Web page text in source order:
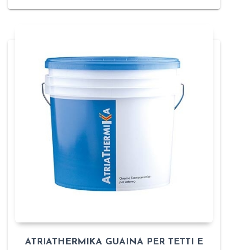
ATRIATHERMIKA GUAINA PER TETTI E